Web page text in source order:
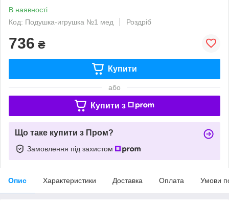
В наявності
Код: Подушка-игрушка №1 мед
Роздріб
736 ₴
Купити
або
Купити з
Що таке купити з Пром?
Замовлення під захистом
Опис Характеристики Доставка Оплата Умови